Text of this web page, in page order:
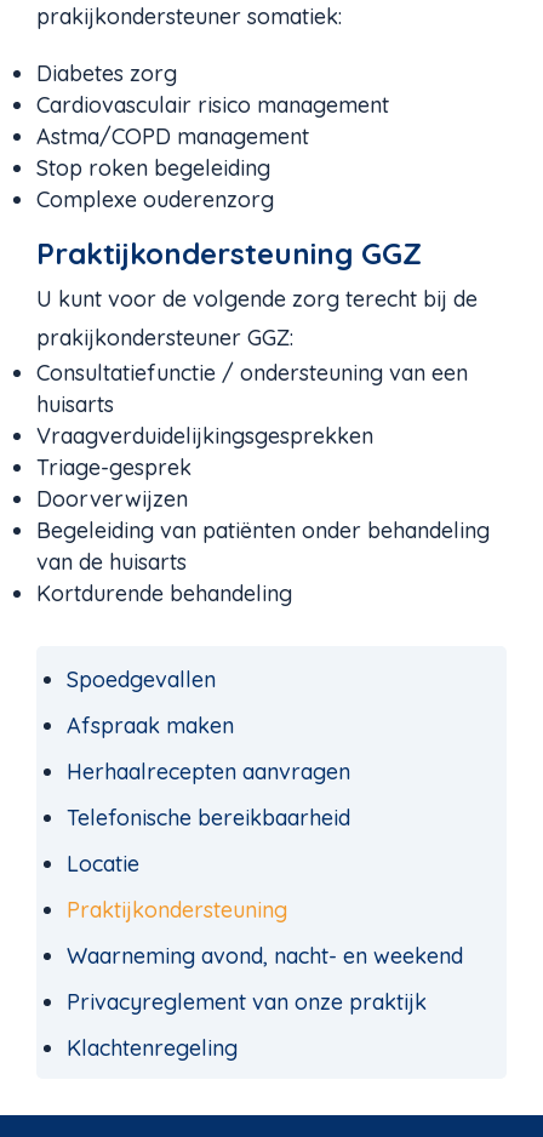
prakijkondersteuner somatiek:
Diabetes zorg
Cardiovasculair risico management
Astma/COPD management
Stop roken begeleiding
Complexe ouderenzorg
Praktijkondersteuning GGZ
U kunt voor de volgende zorg terecht bij de
prakijkondersteuner GGZ:
Consultatiefunctie / ondersteuning van een
huisarts
Vraagverduidelijkingsgesprekken
Triage-gesprek
Doorverwijzen
Begeleiding van patiënten onder behandeling
van de huisarts
Kortdurende behandeling
Spoedgevallen
Afspraak maken
Herhaalrecepten aanvragen
Telefonische bereikbaarheid
Locatie
Praktijkondersteuning
Waarneming avond, nacht- en weekend
Privacyreglement van onze praktijk
Klachtenregeling